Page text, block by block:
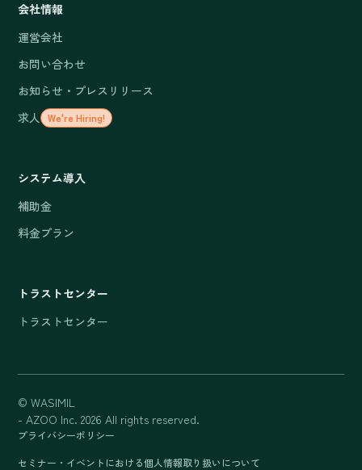
会社情報
運営会社
お問い合わせ
お知らせ・プレスリリース
求人 We're Hiring!
システム導入
補助金
料金プラン
トラストセンター
トラストセンター
© WASIMIL
- AZOO Inc. 2026 All rights reserved.
プライバシーポリシー
セミナー・イベントにおける個人情報取り扱いについて